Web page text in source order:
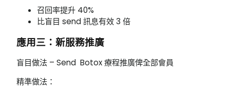
召回率提升 40%
比盲目 send 訊息有效 3 倍
應用三：新服務推廣
盲目做法 – Send Botox 療程推廣俾全部會員
精準做法：